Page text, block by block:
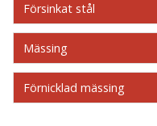
Försinkat stål
Mässing
Förnicklad mässing